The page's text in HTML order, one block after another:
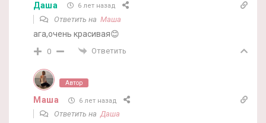
Даша 6 лет назад
Ответить на Маша
ага,очень красивая😊
0 Ответить
Автор
Маша 6 лет назад
Ответить наДаша